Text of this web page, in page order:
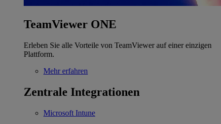
TeamViewer ONE
Erleben Sie alle Vorteile von TeamViewer auf einer einzigen
Plattform.
Mehr erfahren
Zentrale Integrationen
Microsoft Intune